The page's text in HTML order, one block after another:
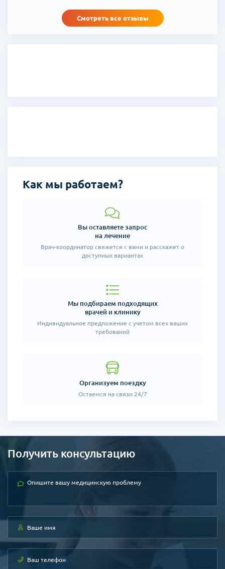
прекрасных
С уважением, Ольга (71 год)
Смотреть все отзывы
Как мы работаем?
Вы оставляете запрос
на лечение
Врач-координатор свяжется с вами и расскажет о
доступных вариантах
Мы подбираем подходящих
врачей и клинику
Индивидуальное предложение с учетом всех ваших
требований
Организуем поездку
Остаемся на связи 24/7
Получить консультацию